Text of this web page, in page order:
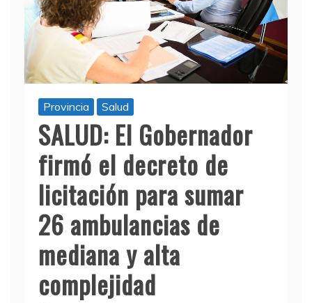
Provincia Salud
SALUD: El Gobernador
firmó el decreto de
licitación para sumar
26 ambulancias de
mediana y alta
complejidad